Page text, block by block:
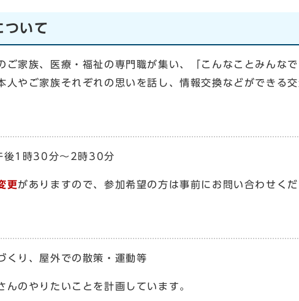
ついて
ご家族、医療・福祉の専門職が集い、「こんなことみんな
人やご家族それぞれの思いを話し、情報交換などができる交
1時30分～2時30分
更がありますので、参加希望の方は事前にお問い合わせくだ
くり、屋外での散策・運動等
んのやりたいことを計画しています。